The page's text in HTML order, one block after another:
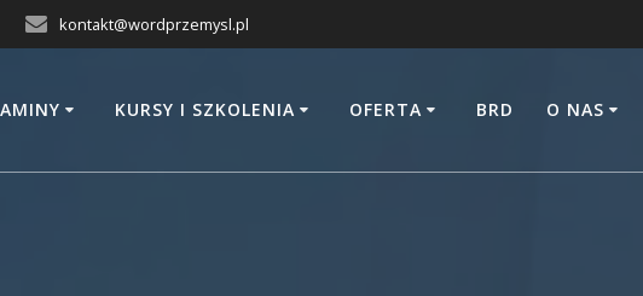
kontakt@wordprzemysl.pl
KURSY I SZKOLENIA OFERTA BRD O NAS